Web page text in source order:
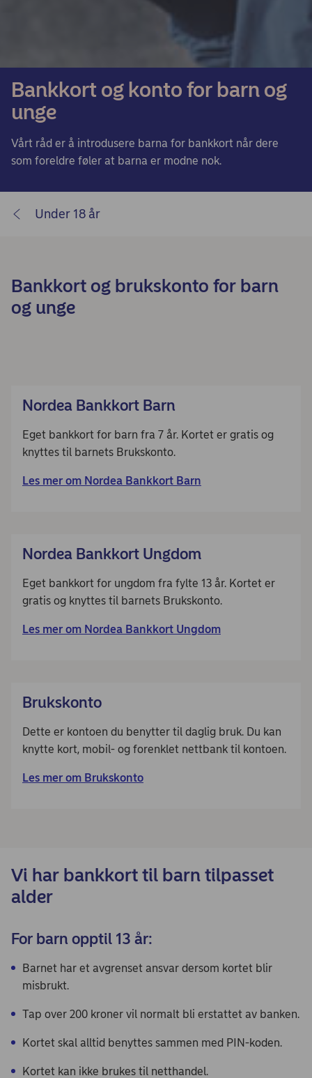
Bankkort og konto for barn og
unge​
Vårt råd er å introdusere barna for bankkort når dere
som foreldre føler at barna er modne nok.
Under 18 år
Bankkort og brukskonto for barn
og unge
Nordea Bankkort Barn
Eget bankkort for barn fra 7 år. Kortet er gratis og
knyttes til barnets Brukskonto.
Les mer om Nordea Bankkort Barn
Nordea Bankkort Ungdom
Eget bankkort for ungdom fra fylte 13 år. Kortet er
gratis og knyttes til barnets Brukskonto.
Les mer om Nordea Bankkort Ungdom
Brukskonto
Dette er kontoen du benytter til daglig bruk. Du kan
knytte kort, mobil- og forenklet nettbank til kontoen.
Les mer om Brukskonto
Vi har bankkort til barn tilpasset
alder
For barn opptil 13 år:
Barnet har et avgrenset ansvar dersom kortet blir
misbrukt.
Tap over 200 kroner vil normalt bli erstattet av banken.
Kortet skal alltid benyttes sammen med PIN-koden.
Kortet kan ikke brukes til netthandel.